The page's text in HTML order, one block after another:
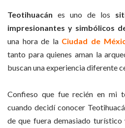
Teotihuacán es uno de los
impresionantes y simbólicos
una hora de la Ciudad de
tanto para quienes aman la
buscan una experiencia diferente
Confieso que fue recién en mi
cuando decidí conocer
de que fuera demasiado turístico